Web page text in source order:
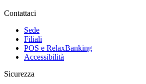
Contattaci
Sede
Filiali
POS e RelaxBanking
Accessibilità
Sicurezza